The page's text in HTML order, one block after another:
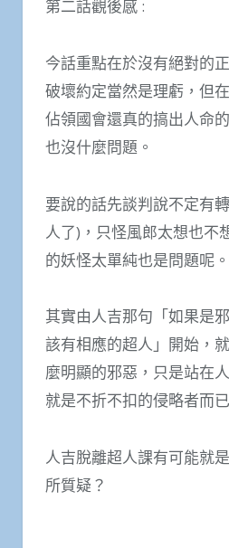
第二話觀後感 :
今話重點在於沒有絕對的
破壞約定當然是理虧，但
佔領國會還真的搞出人命
也沒什麼問題。
要說的話先談判說不定有
人了)，只怪風郎太想也不
的妖怪太單純也是問題呢。
其實由人吉那句「如果是
該有相應的超人」開始，
麼明顯的邪惡，只是站在
就是不折不扣的侵略者而已
人吉脫離超人課有可能就
所質疑？